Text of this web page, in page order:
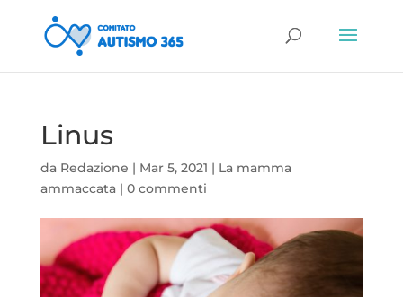
Linus
da Redazione | Mar 5, 2021 | La mamma
ammaccata| 0 commenti